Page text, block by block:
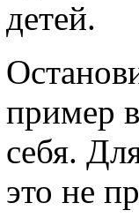
детей.
пример
себя.
это не